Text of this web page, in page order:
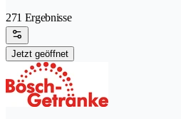
271 Ergebnisse
Jetzt geöffnet